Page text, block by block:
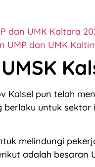
dan UMK Kaltara
UMP dan UMK
Kalsel pun telah
berlaku untuk
melindungi
adalah besaran